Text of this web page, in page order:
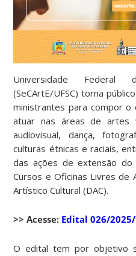
Universidade Federal
(SeCArtE/UFSC) torna
ministrantes para compor o
atuar nas áreas de artes
audiovisual, dança,
culturas étnicas e raciais,
das ações de extensão
Cursos e Oficinas Livres de
Artístico Cultural (DAC).
>> Acesse: Edital 026/2025/
O edital tem por objetivo